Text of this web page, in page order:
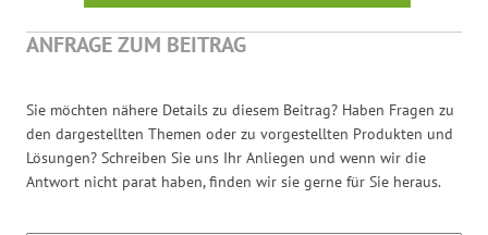
ANFRAGE ZUM BEITRAG
Sie möchten nähere Details zu diesem Beitrag? Haben Fragen zu
den dargestellten Themen oder zu vorgestellten Produkten und
Lösungen? Schreiben Sie uns Ihr Anliegen und wenn wir die
Antwort nicht parat haben, finden wir sie gerne für Sie heraus.